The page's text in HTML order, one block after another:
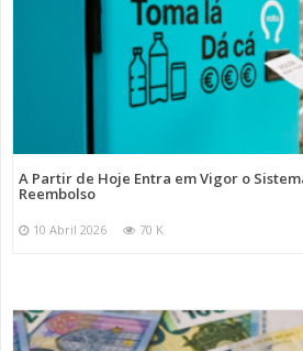
A Partir de Hoje Entra em Vigor o
Reembolso
10 Abril 2026 70 K